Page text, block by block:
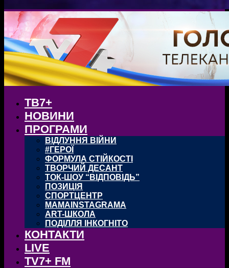
ТВ7+
НОВИНИ
ПРОГРАМИ
ВІДЛУННЯ ВІЙНИ
#ГЕРОЇ
ФОРМУЛА СТІЙКОСТІ
ТВОРЧИЙ ДЕСАНТ
ТОК-ШОУ “ВІДПОВІДЬ”
ПОЗИЦІЯ
СПОРТЦЕНТР
MAMAINSTAGRAMA
ART-ШКОЛА
ПОДІЛЛЯ ІНКОГНІТО
КОНТАКТИ
LIVE
TV7+ FM